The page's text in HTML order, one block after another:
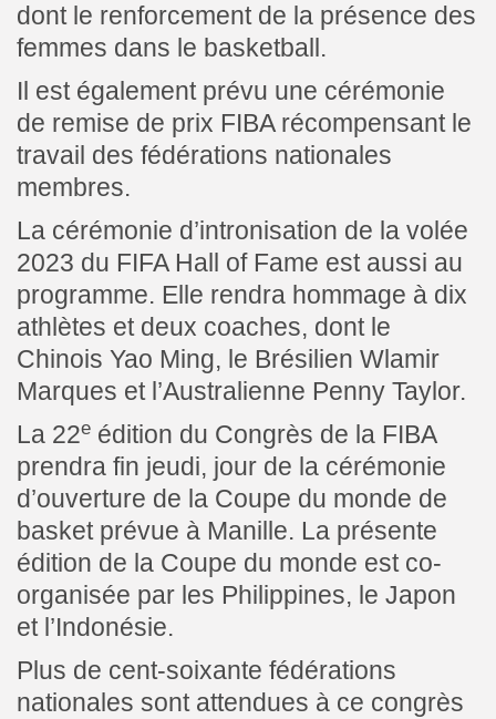
dont le renforcement de la présence des
femmes dans le basketball.
Il est également prévu une cérémonie
de remise de prix FIBA récompensant le
travail des fédérations nationales
membres.
La cérémonie d’intronisation de la volée
2023 du FIFA Hall of Fame est aussi au
programme. Elle rendra hommage à dix
athlètes et deux coaches, dont le
Chinois Yao Ming, le Brésilien Wlamir
Marques et l’Australienne Penny Taylor.
La 22e édition du Congrès de la FIBA
prendra fin jeudi, jour de la cérémonie
d’ouverture de la Coupe du monde de
basket prévue à Manille. La présente
édition de la Coupe du monde est co-
organisée par les Philippines, le Japon
et l’Indonésie.
Plus de cent-soixante fédérations
nationales sont attendues à ce congrès